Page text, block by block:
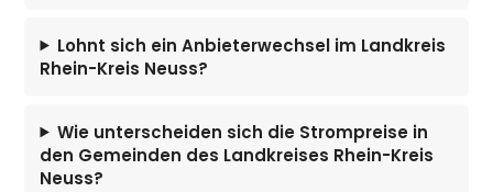
Lohnt sich ein Anbieterwechsel im Landkreis
Rhein-Kreis Neuss?
Wie unterscheiden sich die Strompreise in
den Gemeinden des Landkreises Rhein-Kreis
Neuss?